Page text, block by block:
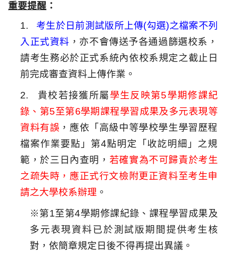
重要提醒 ：
1. 考生於日前測試版所上傳(勾選)之檔案不列
入正式資料 ， 亦不會傳送予各通過篩選校系，
請考生務必於正式系統內依校系規定之截止日
前完成審查資料上傳作業。
2. 貴校若接獲所屬 學生反映第5學期修課紀
錄、第5至第6學期課程學習成果及多元表現等
資料有誤 ，應依「 高級中等學校學生學習歷程
檔案作業要點」第4點明定「收訖明細」 之規
範，於三日內查明， 若確實為不可歸責於考生
之疏失時， 應正式行文檢附更正資料至考生申
請之大學校系辦理 。
※第1至第4學期修課紀錄、 課程學習成果及
多元表現資料已於測試版期間提供考生核
對， 依簡章規定日後不得再提出異議。